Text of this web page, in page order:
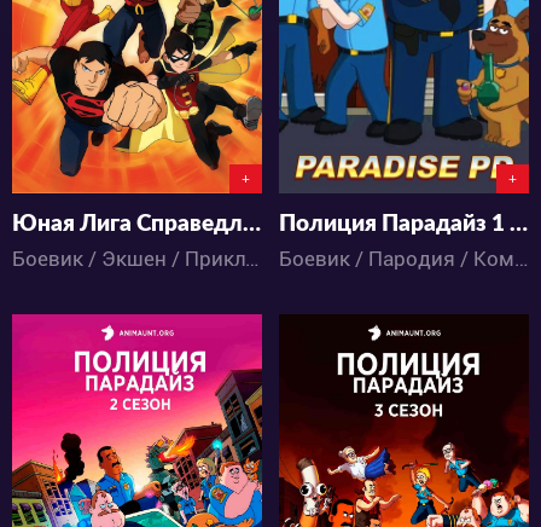
2
+
Юная Лига Справедливости 1 Сезон
Боевик / Экшен / Приключения / Романтика / Фантастика / Мультфильмы
1 1
+
Полиция Парадайз 1 Сезон
Боевик / Пародия / Комедия / Мультфильмы
4735 3631